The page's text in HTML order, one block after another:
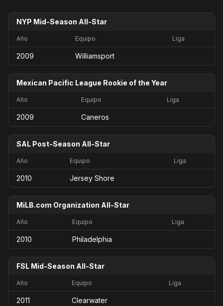
NYP Mid-Season All-Star
Año Equipo Liga
2009 Williamsport
Mexican Pacific League Rookie of the Year
Año Equipo Liga
2009 Caneros
SAL Post-Season All-Star
Año Equipo Liga
2010 Jersey Shore
MiLB.com Organization All-Star
Año Equipo Liga
2010 Philadelphia
FSL Mid-Season All-Star
Año Equipo Liga
2011 Clearwater